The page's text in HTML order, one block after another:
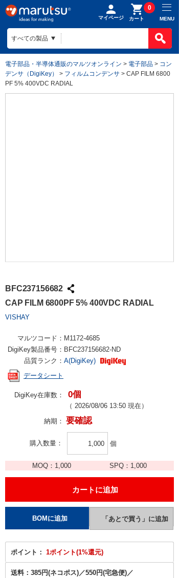
マイページ カート
0
MENU
電子部品・半導体通販のマルツオンライン > 電子部品 > コン
デンサ（DigiKey）
> フィルムコンデンサ > CAP FILM 6800
PF 5% 400VDC RADIAL
BFC237156682
CAP FILM 6800PF 5% 400VDC RADIAL
VISHAY
マルツコード： M1172-4685
DigiKey製品番号： BFC237156682-ND
品質ランク： A(DigiKey)
データシート
DigiKey在庫数： 0個
（ 2026/08/06 13:50 現在）
納期： 要確認
購入数量 個
MOQ： 1,000 SPQ： 1,000
ポイント： 1ポイント(1%還元)
送料： 385円(ネコポス)／550円(宅急便)／